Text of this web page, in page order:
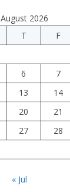
August 2026
T F
6 7
13 14
20 21
27 28
« Jul